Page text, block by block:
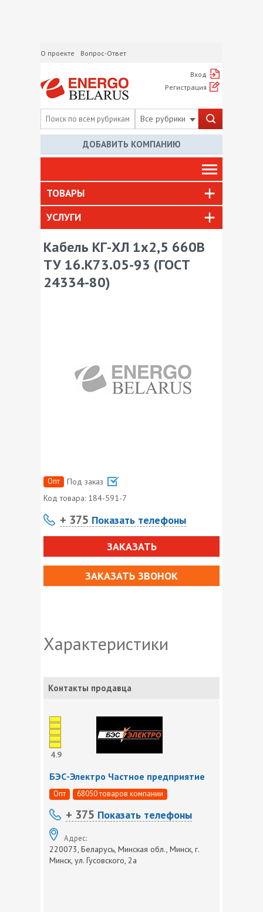
О проекте Вопрос-Ответ
Вход
Регистрация
Все рубрики
ДОБАВИТЬ КОМПАНИЮ
ТОВАРЫ
УСЛУГИ
Кабель КГ-ХЛ 1х2,5 660В
ТУ 16.К73.05-93 (ГОСТ
24334-80)
Опт
Под заказ
Код товара: 184-591-7
+ 375 Показать телефоны
ЗАКАЗАТЬ
ЗАКАЗАТЬ ЗВОНОК
Характеристики
Контакты продавца
4.9
БЭС-Электро Частное предприятие
Опт 68050 товаров компании
+ 375 Показать телефоны
Адрес:
220073, Беларусь, Минская обл., Минск, г.
Минск, ул. Гусовского, 2а